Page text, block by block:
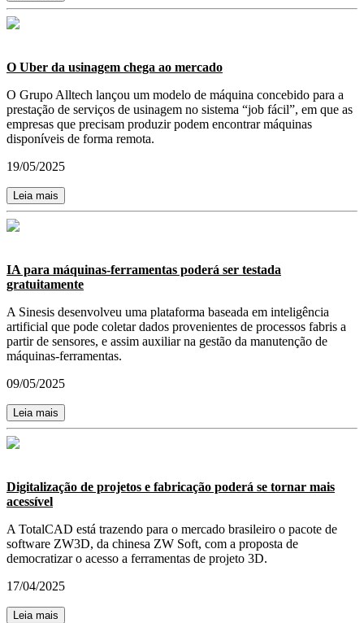
O Uber da usinagem chega ao mercado
O Grupo Alltech lançou um modelo de máquina concebido para a
prestação de serviços de usinagem no sistema “job fácil”, em que as
empresas que precisam produzir podem encontrar máquinas
disponíveis de forma remota.
19/05/2025
Leia mais
IA para máquinas-ferramentas poderá ser testada
gratuitamente
A Sinesis desenvolveu uma plataforma baseada em inteligência
artificial que pode coletar dados provenientes de processos fabris a
partir de sensores, e assim auxiliar na gestão da manutenção de
máquinas-ferramentas.
09/05/2025
Leia mais
Digitalização de projetos e fabricação poderá se tornar mais
acessível
A TotalCAD está trazendo para o mercado brasileiro o pacote de
software ZW3D, da chinesa ZW Soft, com a proposta de
democratizar o acesso a ferramentas de projeto 3D.
17/04/2025
Leia mais